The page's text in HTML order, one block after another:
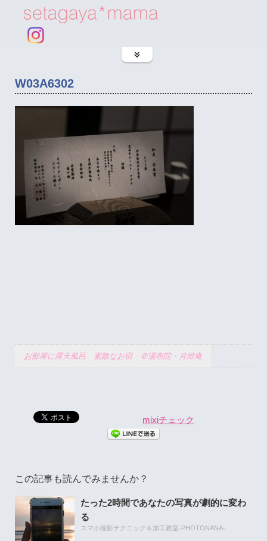
W03A6302
お部屋に露天風呂 素敵なお宿 ＠湯布院・月燈庵
mixiチェック
この記事も読んでみませんか？
たった2時間であなたの写真が劇的に変わ
る
スマホ撮影テクニック＆加工教室-PHOTONANA-